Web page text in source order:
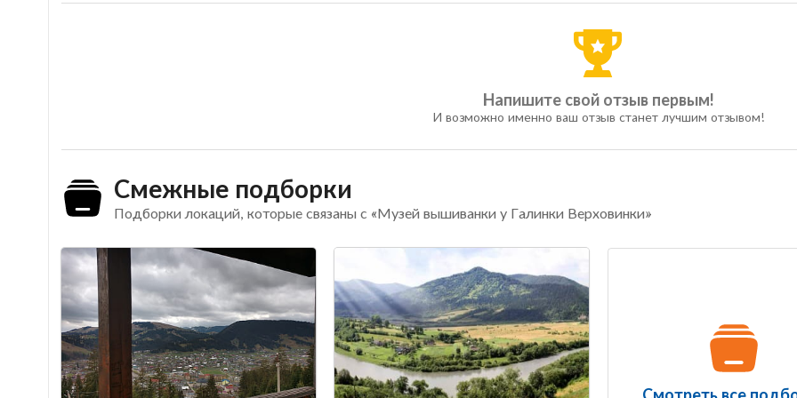
Напишите свой отзыв первым!
И возможно именно ваш отзыв станет лучшим отзывом!
Смежные подборки
Подборки локаций, которые связаны с «Музей вышиванки у Галинки Верховинки»